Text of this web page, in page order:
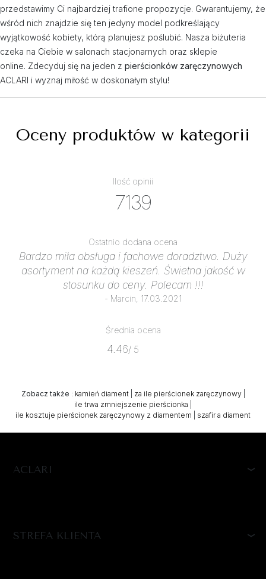
przedstawimy Ci najbardziej trafione propozycje. Gwarantujemy, że
wśród nich znajdzie się ten jedyny model podkreślający
wyjątkowość kobiety, którą planujesz poślubić. Nasza biżuteria
czeka na Ciebie w salonach stacjonarnych oraz sklepie
online. Zdecyduj się na jeden z pierścionków zaręczynowych
ACLARI i wyznaj miłość w doskonałym stylu!
Oceny produktów w kategorii
Ilość opinii
7139
Ostatnio dodana ocena
Bardzo miła obsługa i fachowe doradztwo. Duży
asortyment na każdą kieszeń. Świetna jakość w
stosunku do ceny. Polecam !!!
- Marcin, 17.03.2021
Średnia ocena
4.46/ 5
Zobacz także : kamień diament| za ile pierścionek zaręczynowy|
ile trwa zmniejszenie pierścionka
ile kosztuje pierścionek zaręczynowy z diamentem
szafir a diament
ACLARI
STREFA KLIENTA